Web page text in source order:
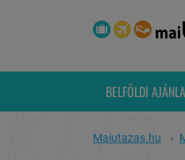
BELFÖLDI
Maiutazas.hu